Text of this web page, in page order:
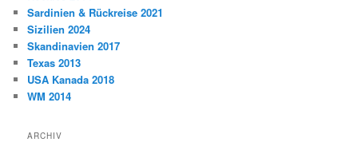
Sardinien & Rückreise 2021
Sizilien 2024
Skandinavien 2017
Texas 2013
USA Kanada 2018
WM 2014
ARCHIV